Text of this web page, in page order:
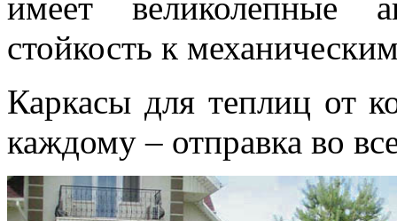
стойкость к
Каркасы для теплиц от
каждому – отправка во